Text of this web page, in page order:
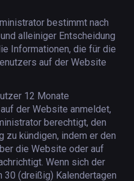
bestimmt nach
alleiniger Entscheidung
Informationen, die für die
auf der Website
12 Monate
der Website anmeldet,
berechtigt, den
zu kündigen, indem er den
die Website oder auf
Wenn sich der
30 (dreißig) Kalendertagen